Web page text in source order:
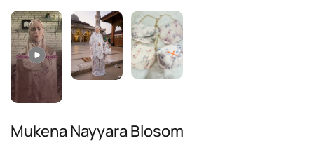
Mukena Nayyara Blosom